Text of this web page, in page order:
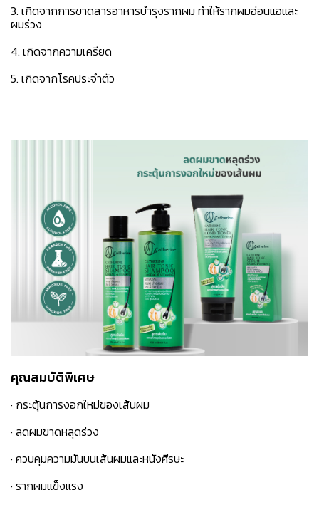
3. เกิดจากการขาดสารอาหารบำรุงรากผม ทำให้รากผมอ่อนแอและ
ผมร่วง
4. เกิดจากความเครียด
5. เกิดจากโรคประจำตัว
คุณสมบัติพิเศษ
· กระตุ้นการงอกใหม่ของเส้นผม
· ลดผมขาดหลุดร่วง
· ควบคุมความมันบนเส้นผมและหนังศีรษะ
· รากผมแข็งแรง